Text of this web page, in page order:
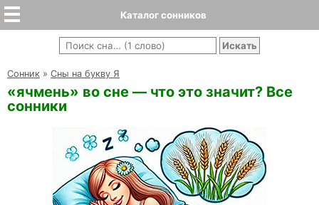
Каталог сонников
Cонник » Сны на букву Я
«ячмень» во сне — что это значит? Все
сонники